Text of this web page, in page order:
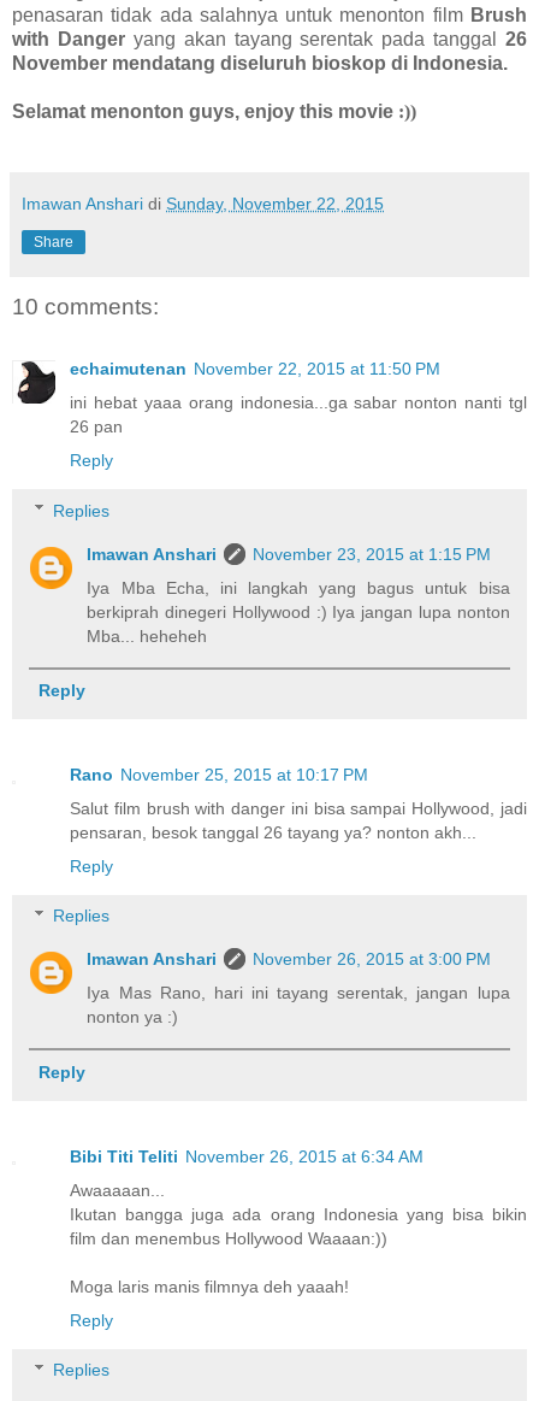
penasaran tidak ada salahnya untuk menonton film Brush
with Dangeryang akan tayang serentak pada tanggal 26
November mendatang diseluruh bioskop di Indonesia.
Selamat menonton guys, enjoy this movie :))
Imawan Anshari di Sunday, November 22, 2015
Share
10 comments:
echaimutenan November 22, 2015 at 11:50 PM
ini hebat yaaa orang indonesia...ga sabar nonton nanti tgl
26 pan
Reply
Replies
Imawan Anshari
November 23, 2015 at 1:15 PM
Iya Mba Echa, ini langkah yang bagus untuk bisa
berkiprah dinegeri Hollywood :) Iya jangan lupa nonton
Mba... heheheh
Reply
Rano November 25, 2015 at 10:17 PM
Salut film brush with danger ini bisa sampai Hollywood, jadi
pensaran, besok tanggal 26 tayang ya? nonton akh...
Reply
Replies
Imawan Anshari
November 26, 2015 at 3:00 PM
Iya Mas Rano, hari ini tayang serentak, jangan lupa
nonton ya :)
Reply
Bibi Titi Teliti November 26, 2015 at 6:34 AM
Awaaaaan...
Ikutan bangga juga ada orang Indonesia yang bisa bikin
film dan menembus Hollywood Waaaan:))
Moga laris manis filmnya deh yaaah!
Reply
Replies